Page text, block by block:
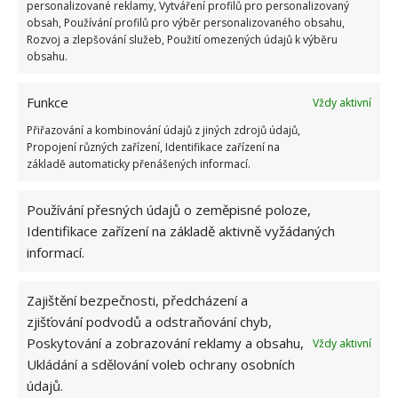
personalizované reklamy, Vytváření profilů pro personalizovaný
obsah, Používání profilů pro výběr personalizovaného obsahu,
Rozvoj a zlepšování služeb, Použití omezených údajů k výběru
obsahu.
Funkce
Vždy aktivní
Přiřazování a kombinování údajů z jiných zdrojů údajů,
Propojení různých zařízení, Identifikace zařízení na
základě automaticky přenášených informací.
Používání přesných údajů o zeměpisné poloze,
Identifikace zařízení na základě aktivně vyžádaných
informací.
Zajištění bezpečnosti, předcházení a
zjišťování podvodů a odstraňování chyb,
Poskytování a zobrazování reklamy a obsahu,
Ukládání a sdělování voleb ochrany osobních
údajů.
Vždy aktivní
Absolvent České zemědělské
univerzity, který je již od malička
SOUVISEJÍCÍ ČLÁNKY
Díky tomuto hnojivu z kuchyňských zbytků
budete mít úrodu okurek na rozdávání